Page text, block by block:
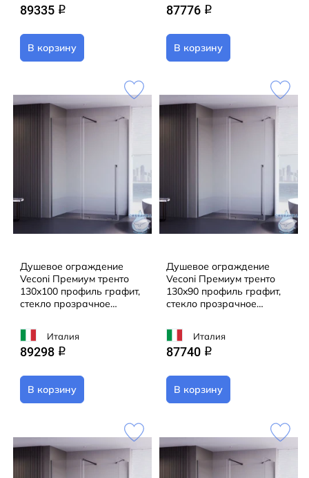
89335 q
В корзину
87776 q
В корзину
Душевое ограждение
Veconi Премиум тренто
130x100 профиль графит,
стекло прозрачное
C4 (без поддона)
Италия
89298 q
В корзину
Душевое ограждение
Veconi Премиум тренто
130x90 профиль графит,
стекло прозрачное
C4 (без поддона)
Италия
87740 q
В корзину